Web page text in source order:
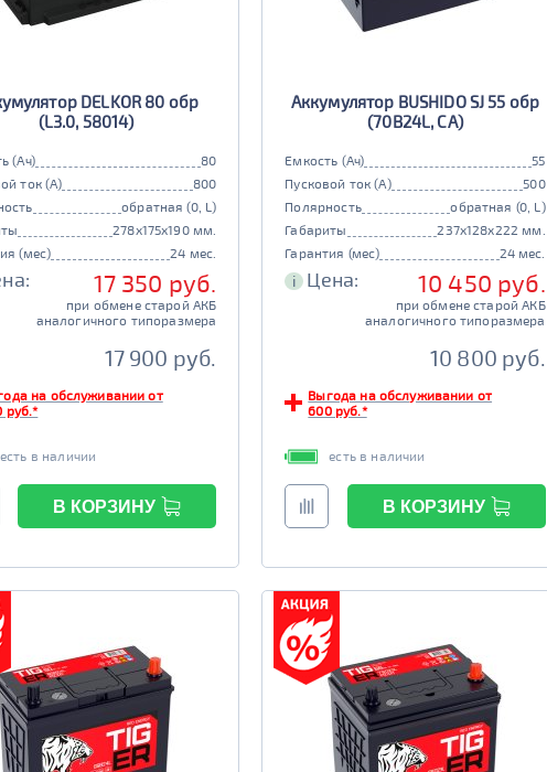
DELKOR 80 обр
(L3.0, 58014)
(Ач)
80
ток (А)
800
обратная (0, L)
278x175x190 мм.
(мес)
24 мес.
17 350 руб.
при обмене старой АКБ
аналогичного типоразмера
17 900 руб.
на обслуживании от
руб.*
есть в наличии
В КОРЗИНУ
Аккумулятор BUSHIDO SJ 55 обр
(70B24L, CA)
Емкость (Ач)
55
Пусковой ток (А)
500
Полярность
обратная (0, L)
Габариты
237x128x222 мм.
Гарантия (мес)
24 мес.
i Цена: 10 450 руб.
при обмене старой АКБ
аналогичного типоразмера
10 800 руб.
Выгода на обслуживании от
600 руб.*
есть в наличии
В КОРЗИНУ